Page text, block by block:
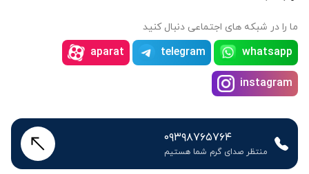
ما را در شبکه های اجتماعی دنبال کنید
whatsapp
telegram
aparat
instagram
۰۹۳۹۸۷۶۵۷۶۴
منتظر صدای گرم شما هستیم